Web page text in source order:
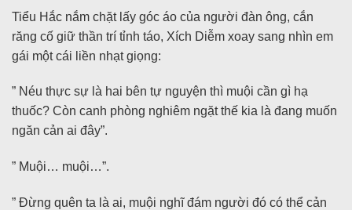
Tiểu Hắc nắm chặt lấy góc áo của người đàn ông, cắn
răng cố giữ thần trí tỉnh táo, Xích Diễm xoay sang nhìn em
gái một cái liền nhạt giọng:
” Néu thực sự là hai bên tự nguyện thì muội cần gì hạ
thuốc? Còn canh phòng nghiêm ngặt thế kia là đang muốn
ngăn cản ai đây”.
” Muội… muội…”.
” Đừng quên ta là ai, muội nghĩ đám người đó có thể cản